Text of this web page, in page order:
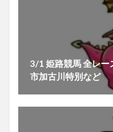
3/1 姫路競馬 全レー
市加古川特別など